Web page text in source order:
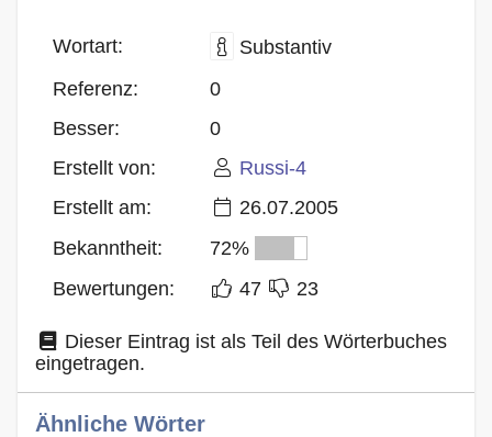
Hitparade
Blog
Wortart:
Substantiv
Referenz:
0
Besser:
0
Erstellt von:
Russi-4
Erstellt am:
26.07.2005
Bekanntheit:
72%
Bewertungen:
47 23
Dieser Eintrag ist als Teil des Wörterbuches
eingetragen.
Ähnliche Wörter